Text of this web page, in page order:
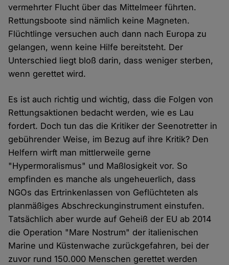
vermehrter Flucht über das Mittelmeer führten.
Rettungsboote sind nämlich keine Magneten.
Flüchtlinge versuchen auch dann nach Europa zu
gelangen, wenn keine Hilfe bereitsteht. Der
Unterschied liegt bloß darin, dass weniger sterben,
wenn gerettet wird.
Es ist auch richtig und wichtig, dass die Folgen von
Rettungsaktionen bedacht werden, wie es Lau
fordert. Doch tun das die Kritiker der Seenotretter in
gebührender Weise, im Bezug auf ihre Kritik? Den
Helfern wirft man mittlerweile gerne
"Hypermoralismus" und Maßlosigkeit vor. So
empfinden es manche als ungeheuerlich, dass
NGOs das Ertrinkenlassen von Geflüchteten als
planmäßiges Abschreckunginstrument einstufen.
Tatsächlich aber wurde auf Geheiß der EU ab 2014
die Operation "Mare Nostrum" der italienischen
Marine und Küstenwache zurückgefahren, bei der
zuvor rund 150.000 Menschen gerettet werden